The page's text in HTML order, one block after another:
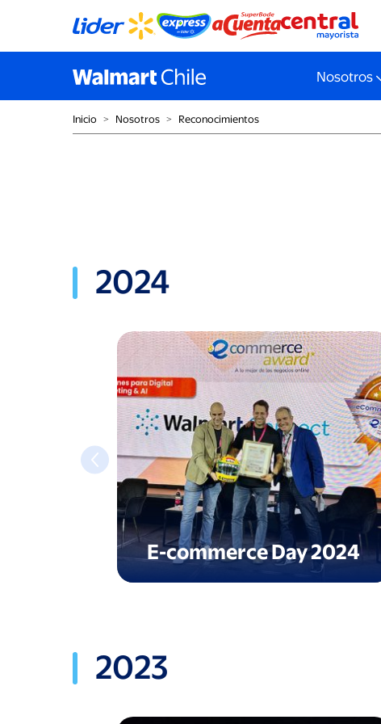
Nosotros
Inicio ˃ Nosotros ˃ Reconocimientos
2024
E-commerce Day 2024
2023